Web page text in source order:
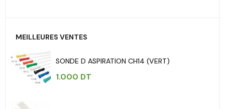
MEILLEURES VENTES
SONDE D ASPIRATION CH14 (VERT)
1.000 DT